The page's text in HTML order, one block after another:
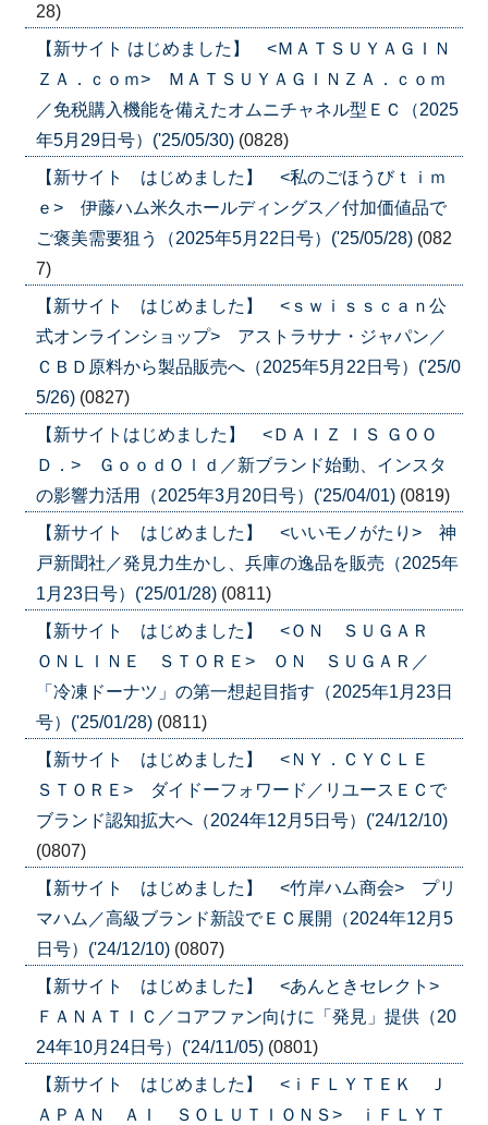
28)
【新サイト はじめました】 <ＭＡＴＳＵＹＡＧＩＮ
ＺＡ．ｃｏｍ> ＭＡＴＳＵＹＡＧＩＮＺＡ．ｃｏｍ
／免税購入機能を備えたオムニチャネル型ＥＣ（2025
年5月29日号）('25/05/30) (0828)
【新サイト はじめました】 <私のごほうびｔｉｍ
ｅ> 伊藤ハム米久ホールディングス／付加価値品で
ご褒美需要狙う（2025年5月22日号）('25/05/28) (082
7)
【新サイト はじめました】 <ｓｗｉｓｓｃａｎ公
式オンラインショップ> アストラサナ・ジャパン／
ＣＢＤ原料から製品販売へ（2025年5月22日号）('25/0
5/26) (0827)
【新サイトはじめました】 <ＤＡＩＺ ＩＳ ＧＯＯ
Ｄ．> ＧｏｏｄＯｌｄ／新ブランド始動、インスタ
の影響力活用（2025年3月20日号）('25/04/01) (0819)
【新サイト はじめました】 <いいモノがたり> 神
戸新聞社／発見力生かし、兵庫の逸品を販売（2025年
1月23日号）('25/01/28) (0811)
【新サイト はじめました】 <ＯＮ ＳＵＧＡＲ
ＯＮＬＩＮＥ ＳＴＯＲＥ> ＯＮ ＳＵＧＡＲ／
「冷凍ドーナツ」の第一想起目指す（2025年1月23日
号）('25/01/28) (0811)
【新サイト はじめました】 <ＮＹ．ＣＹＣＬＥ
ＳＴＯＲＥ> ダイドーフォワード／リユースＥＣで
ブランド認知拡大へ（2024年12月5日号）('24/12/10)
(0807)
【新サイト はじめました】 <竹岸ハム商会> プリ
マハム／高級ブランド新設でＥＣ展開（2024年12月5
日号）('24/12/10) (0807)
【新サイト はじめました】 <あんときセレクト>
ＦＡＮＡＴＩＣ／コアファン向けに「発見」提供（20
24年10月24日号）('24/11/05) (0801)
【新サイト はじめました】 <ｉＦＬＹＴＥＫ Ｊ
ＡＰＡＮ ＡＩ ＳＯＬＵＴＩＯＮＳ> ｉＦＬＹＴ